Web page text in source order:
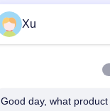
Télégramme
Xu
Good day, what